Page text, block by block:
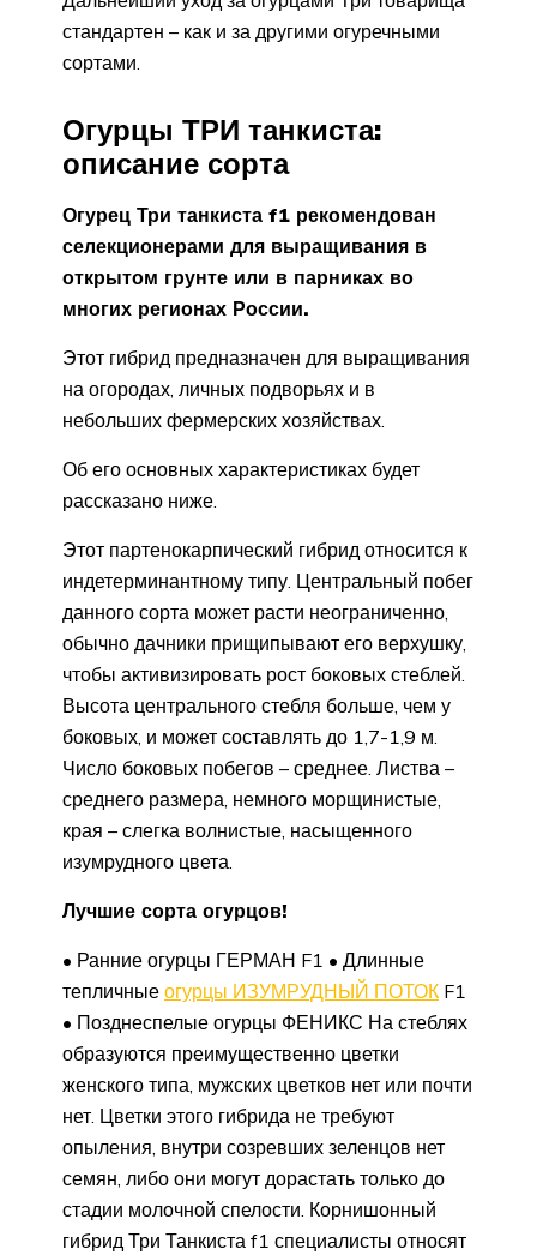
стандартен – как и за другими огуречными
сортами.
Огурцы ТРИ танкиста:
описание сорта
Огурец Три танкиста f1 рекомендован
селекционерами для выращивания в
открытом грунте или в парниках во
многих регионах России.
Этот гибрид предназначен для выращивания
на огородах, личных подворьях и в
небольших фермерских хозяйствах.
Об его основных характеристиках будет
рассказано ниже.
Этот партенокарпический гибрид относится к
индетерминантному типу. Центральный побег
данного сорта может расти неограниченно,
обычно дачники прищипывают его верхушку,
чтобы активизировать рост боковых стеблей.
Высота центрального стебля больше, чем у
боковых, и может составлять до 1,7-1,9 м.
Число боковых побегов – среднее. Листва –
среднего размера, немного морщинистые,
края – слегка волнистые, насыщенного
изумрудного цвета.
Лучшие сорта огурцов!
• Ранние огурцы ГЕРМАН F1 • Длинные
тепличные огурцы ИЗУМРУДНЫЙ ПОТОК F1
• Позднеспелые огурцы ФЕНИКС На стеблях
образуются преимущественно цветки
женского типа, мужских цветков нет или почти
нет. Цветки этого гибрида не требуют
опыления, внутри созревших зеленцов нет
семян, либо они могут дорастать только до
стадии молочной спелости. Корнишонный
гибрид Три Танкиста f1 специалисты относят